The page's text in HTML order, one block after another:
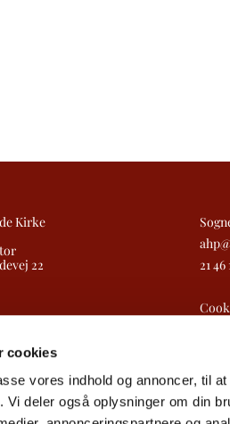
cookies
vores indhold og annoncer, til
deler også oplysninger om din
Kirke
22
21 46